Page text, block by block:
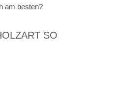
am besten?
SO